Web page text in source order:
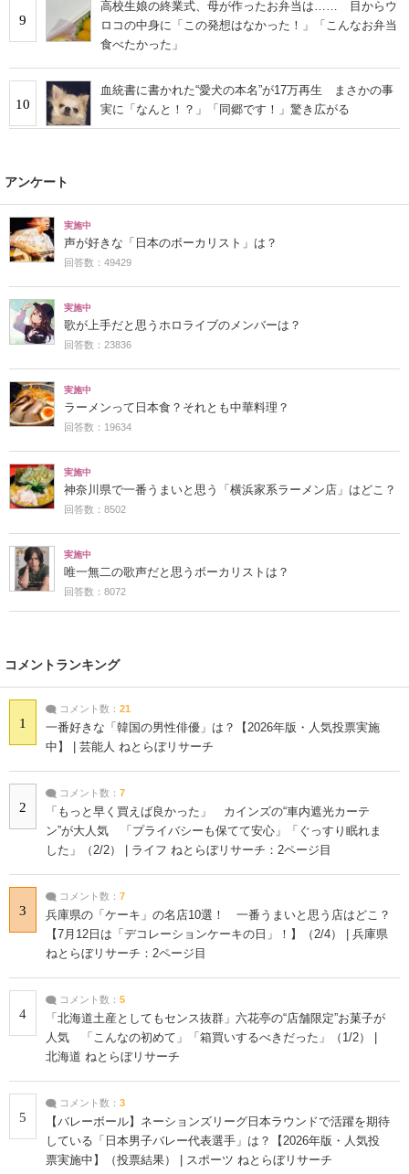
9
高校生娘の終業式、母が作ったお弁当は…… 目からウ
ロコの中身に「この発想はなかった！」「こんなお弁当
食べたかった」
10
血統書に書かれた“愛犬の本名”が17万再生 まさかの事
実に「なんと！？」「同郷です！」驚き広がる
アンケート
実施中
声が好きな「日本のボーカリスト」は？
回答数：49429
実施中
歌が上手だと思うホロライブのメンバーは？
回答数：23836
実施中
ラーメンって日本食？それとも中華料理？
回答数：19634
実施中
神奈川県で一番うまいと思う「横浜家系ラーメン店」はどこ？
回答数：8502
実施中
唯一無二の歌声だと思うボーカリストは？
回答数：8072
コメントランキング
1
コメント数： 21
一番好きな「韓国の男性俳優」は？【2026年版・人気投票実施
中】 | 芸能人 ねとらぼリサーチ
2
コメント数： 7
「もっと早く買えば良かった」 カインズの“車内遮光カーテ
ン”が大人気 「プライバシーも保てて安心」「ぐっすり眠れま
した」（2/2） | ライフ ねとらぼリサーチ：2ページ目
3
コメント数： 7
兵庫県の「ケーキ」の名店10選！ 一番うまいと思う店はどこ？
【7月12日は「デコレーションケーキの日」！】（2/4） | 兵庫県
ねとらぼリサーチ：2ページ目
4
コメント数： 5
「北海道土産としてもセンス抜群」六花亭の“店舗限定”お菓子が
人気 「こんなの初めて」「箱買いするべきだった」（1/2） |
北海道 ねとらぼリサーチ
5
コメント数： 3
【バレーボール】ネーションズリーグ日本ラウンドで活躍を期待
している「日本男子バレー代表選手」は？【2026年版・人気投
票実施中】（投票結果） | スポーツ ねとらぼリサーチ